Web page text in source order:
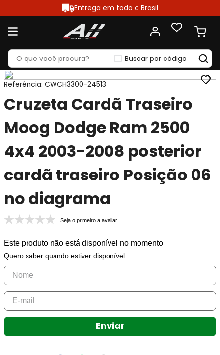
Entrega em todo o Brasil
Buscar por código
Referência: CWCH3300-24513
Cruzeta Cardã Traseiro
Moog Dodge Ram 2500
4x4 2003-2008 posterior
cardã traseiro Posição 06
no diagrama
Seja o primeiro a avaliar
Este produto não está disponível no momento
Quero saber quando estiver disponível
Enviar